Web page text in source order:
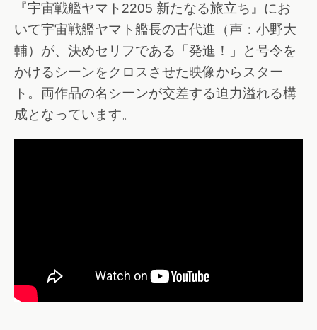
『宇宙戦艦ヤマト2205 新たなる旅立ち』にお
いて宇宙戦艦ヤマト艦長の古代進（声：小野大
輔）が、決めセリフである「発進！」と号令を
かけるシーンをクロスさせた映像からスター
ト。両作品の名シーンが交差する迫力溢れる構
成となっています。